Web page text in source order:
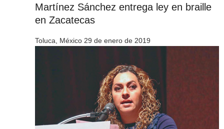
Martínez Sánchez entrega ley en braille
en Zacatecas
Toluca, México 29 de enero de 2019